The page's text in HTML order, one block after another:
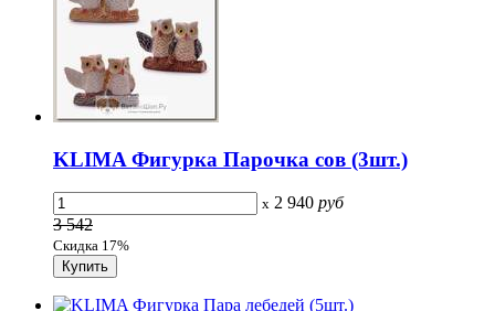
KLIMA Фигурка Парочка сов (3шт.)
x 2 940 руб
3 542
Скидка 17%